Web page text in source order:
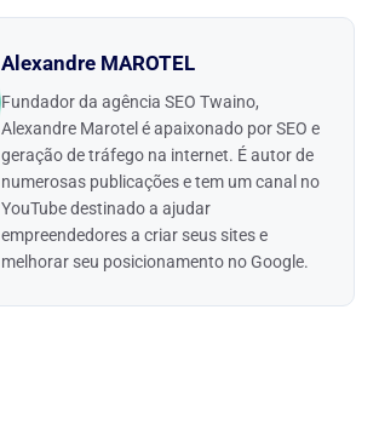
Alexandre MAROTEL
Fundador da agência SEO Twaino,
Alexandre Marotel é apaixonado por SEO e
geração de tráfego na internet. É autor de
numerosas publicações e tem um canal no
YouTube destinado a ajudar
empreendedores a criar seus sites e
melhorar seu posicionamento no Google.